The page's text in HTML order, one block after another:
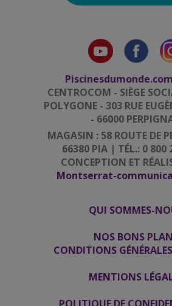
Piscinesdumonde.com
CENTROCOM - SIÈGE
POLYGONE - 303 RUE
- 66000
MAGASIN : 58 ROUTE DE
66380 PIA | TÉL.: 0 800
CONCEPTION ET
Montserrat-
QUI SOMMES-
NOS BONS
CONDITIONS
MENTIONS